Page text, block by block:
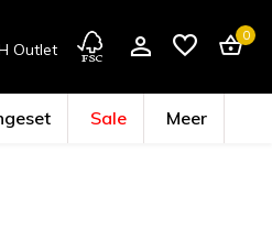
Outlet
0
Sale Meer